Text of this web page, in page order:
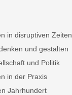
in disruptiven Zeiten
und gestalten
und Politik
in der Praxis
Jahrhundert